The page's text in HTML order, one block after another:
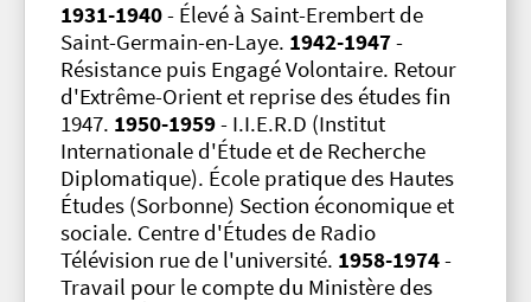
1931-1940- Élevé à Saint-Erembert de
Saint-Germain-en-Laye. 1942-1947-
Résistance puis Engagé Volontaire. Retour
d'Extrême-Orient et reprise des études fin
1947. 1950-1959- I.I.E.R.D (Institut
Internationale d'Étude et de Recherche
Diplomatique). École pratique des Hautes
Études (Sorbonne) Section économique et
sociale. Centre d'Études de Radio
Télévision rue de l'université. 1958-1974-
Travail pour le compte du Ministère des